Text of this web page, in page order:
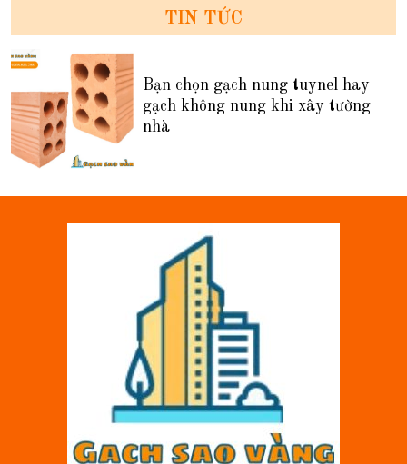
TIN TỨC
Bạn chọn gạch nung tuynel hay
gạch không nung khi xây tường
nhà